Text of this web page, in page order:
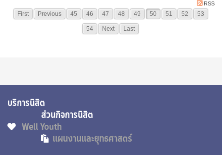
RSS
First Previous 45 46 47 48 49 50 51 52 53
54 Next Last
บริการนิสิต
ส่วนกิจการนิสิต
Well Youth
แผนงานและยุทธศาสตร์